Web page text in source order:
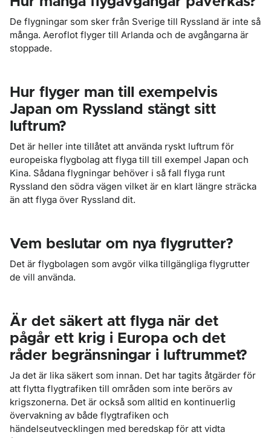
De flygningar som sker från Sverige till Ryssland är inte så
många. Aeroflot flyger till Arlanda och de avgångarna är
stoppade.
Hur flyger man till exempelvis
Japan om Ryssland stängt sitt
luftrum?
Det är heller inte tillåtet att använda ryskt luftrum för
europeiska flygbolag att flyga till till exempel Japan och
Kina. Sådana flygningar behöver i så fall flyga runt
Ryssland den södra vägen vilket är en klart längre sträcka
än att flyga över Ryssland dit.
Vem beslutar om nya flygrutter?
Det är flygbolagen som avgör vilka tillgängliga flygrutter
de vill använda.
Är det säkert att flyga när det
pågår ett krig i Europa och det
råder begränsningar i luftrummet?
Ja det är lika säkert som innan. Det har tagits åtgärder för
att flytta flygtrafiken till områden som inte berörs av
krigszonerna. Det är också som alltid en kontinuerlig
övervakning av både flygtrafiken och
händelseutvecklingen med beredskap för att vidta